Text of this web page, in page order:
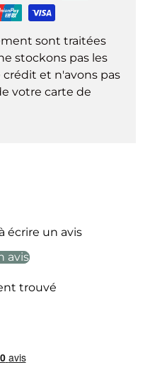
sont traitées
stockons pas les
et n'avons pas
votre carte de
écrire un avis
avis
trouvé